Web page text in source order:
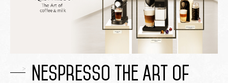
>
Nespresso The Art Of